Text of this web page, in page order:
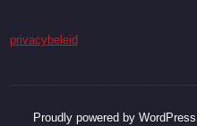
privacybeleid
Proudly powered by WordPress